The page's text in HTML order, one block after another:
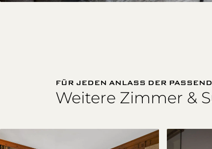
FÜR JEDEN ANLASS DER
Weitere Zimmer &